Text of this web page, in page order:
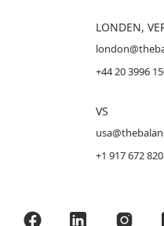
LONDEN,
+44 20 3996
VS
+1 917 672